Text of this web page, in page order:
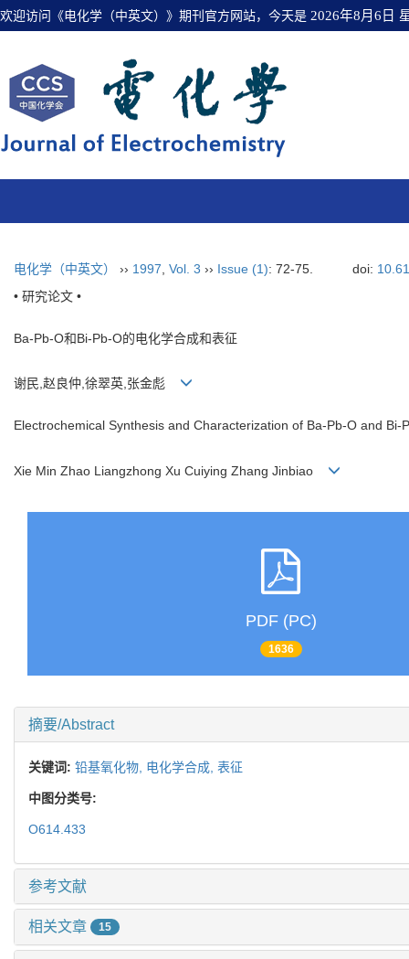
欢迎访问《电化学（中英文）》期刊官方网站，今天是 2026年8月6日
电化学（中英文） ›› 1997 Vol. 3 ›› Issue (1): 72-75. doi:
• 研究论文 •
Ba-Pb-O和Bi-Pb-O的电化学合成和表征
谢民,赵良仲,徐翠英,张金彪
Electrochemical Synthesis and Characterization of Ba-Pb-O and Bi-
Xie Min Zhao Liangzhong Xu Cuiying Zhang Jinbiao
PDF (PC)
1636
摘要/Abstract
关键词: 铅基氧化物, 电化学合成, 表征
中图分类号:
O614.433
参考文献
相关文章 15